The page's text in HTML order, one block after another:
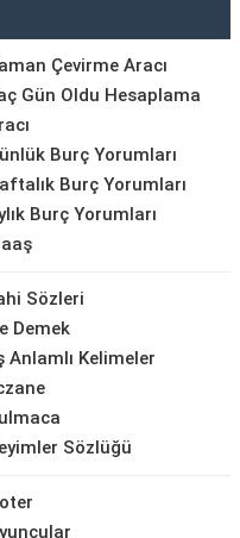
Çevirme Aracı
Gün Oldu Hesaplama
Burç Yorumları
Burç Yorumları
Burç Yorumları
Sözleri
Demek
Anlamlı Kelimeler
Sözlüğü